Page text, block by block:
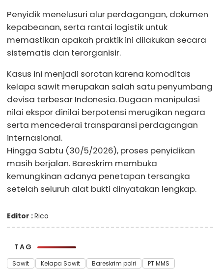
Penyidik menelusuri alur perdagangan, dokumen
kepabeanan, serta rantai logistik untuk
memastikan apakah praktik ini dilakukan secara
sistematis dan terorganisir.
Kasus ini menjadi sorotan karena komoditas
kelapa sawit merupakan salah satu penyumbang
devisa terbesar Indonesia. Dugaan manipulasi
nilai ekspor dinilai berpotensi merugikan negara
serta mencederai transparansi perdagangan
internasional.
Hingga Sabtu (30/5/2026), proses penyidikan
masih berjalan. Bareskrim membuka
kemungkinan adanya penetapan tersangka
setelah seluruh alat bukti dinyatakan lengkap.
Editor :Rico
TAG
Sawit Kelapa Sawit Bareskrim polri
PT MMS